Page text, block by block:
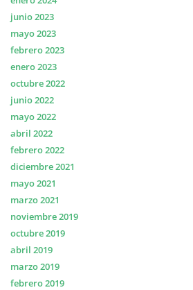
junio 2023
mayo 2023
febrero 2023
enero 2023
octubre 2022
junio 2022
mayo 2022
abril 2022
febrero 2022
diciembre 2021
mayo 2021
marzo 2021
noviembre 2019
octubre 2019
abril 2019
marzo 2019
febrero 2019